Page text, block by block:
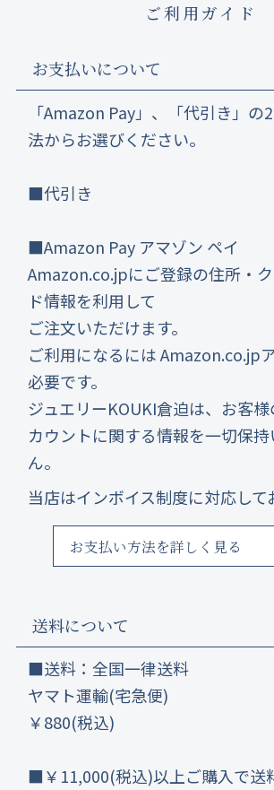
ご利用ガイド
お支払いについて
「Amazon Pay」、「代引き」の
法からお選びください。
■代引き
■Amazon Pay アマゾン ペイ
Amazon.co.jpにご登録の住所・
ド情報を利用して
ご注文いただけます。
ご利用になるには Amazon.co.jp
必要です。
ジュエリーKOUKI倉迫は、お客
カウントに関する情報を一切保
ん。
当店はインボイス制度に対応して
お支払い方法を詳しく見る
送料について
■送料：全国一律送料
ヤマト運輸(宅急便)
￥880(税込)
■￥11,000(税込)以上ご購入で送